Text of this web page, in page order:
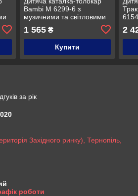
Bambi M 6299-6 з
музичними та світловими
1 565₴
Купити
6154
2
за рік
Західного ринку), Тернопіль,
роботи